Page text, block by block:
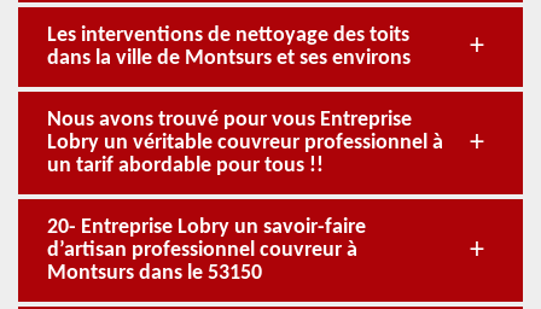
Les interventions de nettoyage des toits
dans la ville de Montsurs et ses environs
Nous avons trouvé pour vous Entreprise
Lobry un véritable couvreur professionnel à
un tarif abordable pour tous !!
20- Entreprise Lobry un savoir-faire
d’artisan professionnel couvreur à
Montsurs dans le 53150